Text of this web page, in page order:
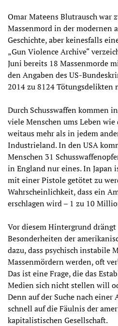
Omar Mateens Blutrausch war
Massenmord in der modernen
Geschichte, aber keinesfalls
„Gun Violence Archive“
Juni bereits 18 Massenmorde
den Angaben des US-
2014 zu 8124 Tötungsdelikten
Durch Schusswaffen kommen
viele Menschen ums Leben
weitaus mehr als in jedem
Industrieland. In den USA
Menschen 31
in England nur eines. In Japan
mit einer Pistole getötet zu
Wahrscheinlichkeit, dass ein
erschlagen wird – 1 zu 10
Vor diesem Hintergrund drängt
Besonderheiten der
dazu, dass psychisch instabile
Massenmördern werden, oft
Das ist eine Frage, die das
Medien sich nicht stellen will
Denn auf der Suche nach
schnell auf die Fäulnis der
kapitalistischen Gesellschaft.